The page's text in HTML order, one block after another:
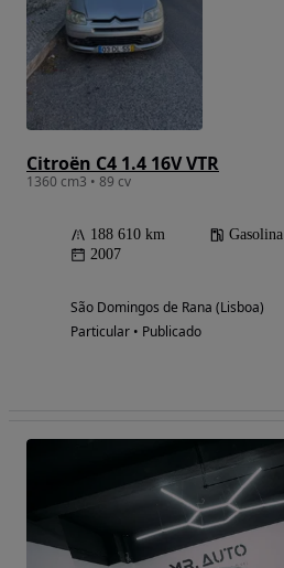
Citroën C4 1.4 16V VTR
1360 cm3 • 89 cv
188 610 km Gasolina
2007
São Domingos de Rana (Lisboa)
Particular • Publicado